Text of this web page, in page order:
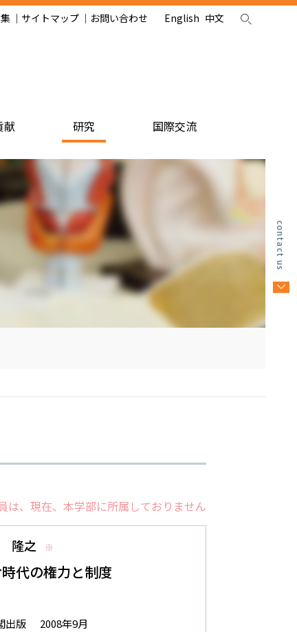
サイトマップ お問い合わせ English 中文
献 研究 国際交流
、現在、本学部に所属しておりません
隆之 ※
代の権力と制度
出版 2008年9月
contact us